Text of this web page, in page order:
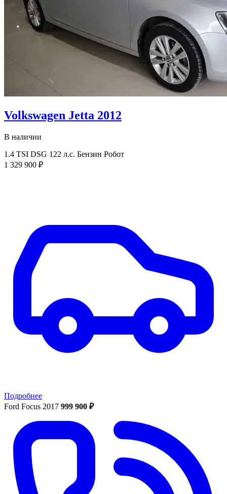
Volkswagen Jetta 2012
В наличии
1.4 TSI DSG 122 л.с. Бензин Робот
1 329 900 ₽
Подробнее
Ford Focus 2017 999 900 ₽